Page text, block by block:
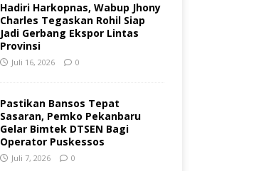
Hadiri Harkopnas, Wabup Jhony
Charles Tegaskan Rohil Siap
Jadi Gerbang Ekspor Lintas
Provinsi
Juli 16, 2026 0
Pastikan Bansos Tepat
Sasaran, Pemko Pekanbaru
Gelar Bimtek DTSEN Bagi
Operator Puskessos
Juli 7, 2026 0